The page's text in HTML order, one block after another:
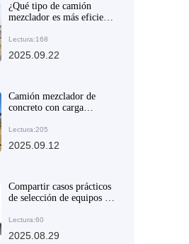
¿Qué tipo de camión
mezclador es más eficiente
construcción pequeños en
zonas montañosas?
Lectura:168
2025.09.22
Camión mezclador de
concreto con carga
para obras rurales y
urbanas
Lectura:205
2025.09.12
Compartir casos prácticos
de selección de equipos de
diferentes condiciones de
sitio de construcción
Lectura:60
2025.08.29